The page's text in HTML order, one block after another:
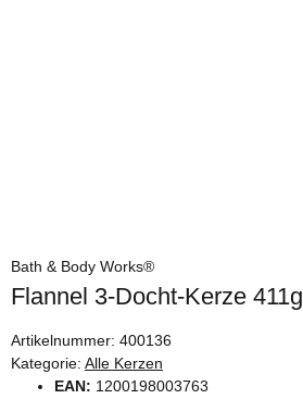
Bath & Body Works®
Flannel 3-Docht-Kerze 411g
Artikelnummer: 400136
Kategorie: Alle Kerzen
EAN: 1200198003763